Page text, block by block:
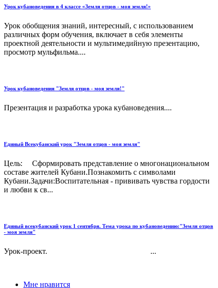
Урок кубановедения в 4 классе «Земля отцов - моя земля!»
Урок обобщения знаний, интересный, с использованием
различных форм обучения, включает в себя элементы
проектной деятельности и мультимедийную презентацию,
просмотр мульфильма....
Урок кубановедения "Земля отцов - моя земля!"
Презентация и разработка урока кубановедения....
Единый Всекубанский урок "Земля отцов - моя земля"
Цель: Сформировать представление о многонациональном
составе жителей Кубани.Познакомить с символами
Кубани.Задачи:Воспитательная - прививать чувства гордости
и любви к св...
Единый всекубанский урок 1 сентября. Тема урока по кубановедению:"Земля отцов
- моя земля"
Урок-проект. ...
Мне нравится